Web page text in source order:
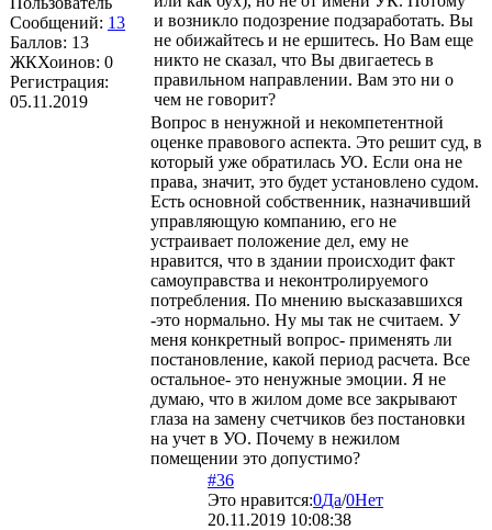
Сообщений: 13
Баллов: 13
ЖКХоинов: 0
Регистрация:
05.11.2019
и возникло подозрение подзаработать. Вы
не обижайтесь и не ершитесь. Но Вам еще
никто не сказал, что Вы двигаетесь в
правильном направлении. Вам это ни о
чем не говорит?
Вопрос в ненужной и некомпетентной
оценке правового аспекта. Это решит суд, в
который уже обратилась УО. Если она не
права, значит, это будет установлено судом.
Есть основной собственник, назначивший
управляющую компанию, его не
устраивает положение дел, ему не
нравится, что в здании происходит факт
самоуправства и неконтролируемого
потребления. По мнению высказавшихся
-это нормально. Ну мы так не считаем. У
меня конкретный вопрос- применять ли
постановление, какой период расчета. Все
остальное- это ненужные эмоции. Я не
думаю, что в жилом доме все закрывают
глаза на замену счетчиков без постановки
на учет в УО. Почему в нежилом
помещении это допустимо?
#36
Это нравится:0Да/0Нет
20.11.2019 10:08:38